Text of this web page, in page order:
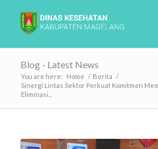
Blog - Latest News
You are here: Home / Berita /
Sinergi Lintas Sektor Perkuat Komitmen
Eliminasi...